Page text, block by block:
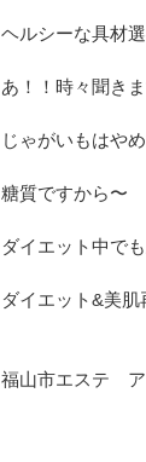
ヘルシーな具材
あ！！時々聞き
じゃがいもはや
糖質ですから〜
ダイエット中で
ダイエット&美
福山市エステ